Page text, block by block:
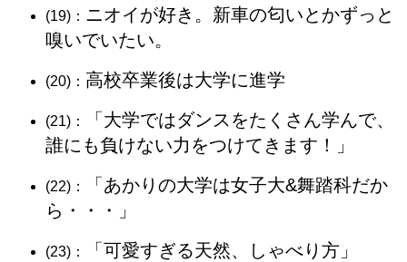
(19)： ニオイが好き。新車の匂いとかずっと
嗅いでいたい。
(20)： 高校卒業後は大学に進学
(21)：
「大学ではダンスをたくさん学んで、
誰にも負けない力をつけてきます！」
(22)：
「あかりの大学は女子大&舞踏科だか
ら・・・」
(23)：
「可愛すぎる天然、しゃべり方」